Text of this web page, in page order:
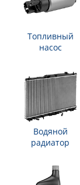
Топливный
насос
Водяной
радиатор